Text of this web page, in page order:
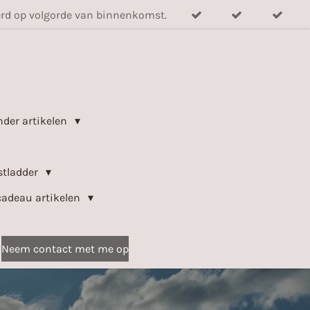
op volgorde van binnenkomst.
artikelen
artikelen
Neem contact met me op